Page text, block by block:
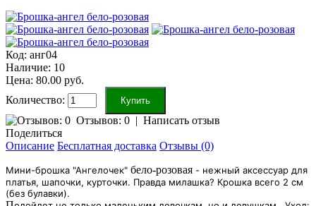
Код: анг04
Наличие: 10
Цена: 80.00 руб.
Количество:
Отзывов: 0 | Написать отзыв
Поделиться
Описание Бесплатная доставка Отзывы (0)
Мини-брошка "Ангелочек" бело-розовая - нежный аксессуар для
платья, шапочки, курточки. Правда милашка? Крошка всего 2 см
(без булавки).